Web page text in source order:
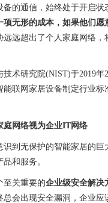
的通信，始终处于开启状
无形的成本，如果他们愿
远远超出了个人家庭网络
技术研究院(NIST)于2019
联网家居设备制定行业标
庭网络视为企业IT网络
识到无保护的智能家居的
和服务。
至关重要的企业级安全解决
总会出现安全漏洞，企业